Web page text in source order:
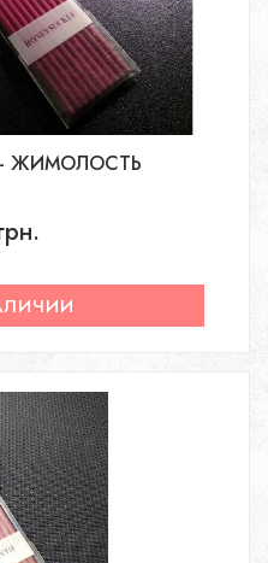
- ЖИМОЛОСТЬ